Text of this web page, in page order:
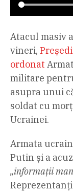
Atacul masiv
vineri,
ordonat
militare
asupra unui
soldat cu
Ucrainei.
Armata
Putin și a
„informații